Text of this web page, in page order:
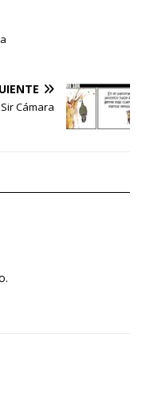
Cámara